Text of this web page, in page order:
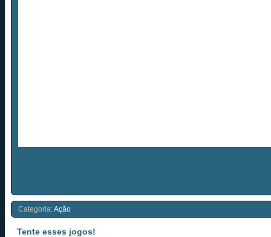
Categoria:Ação
Tente esses jogos!